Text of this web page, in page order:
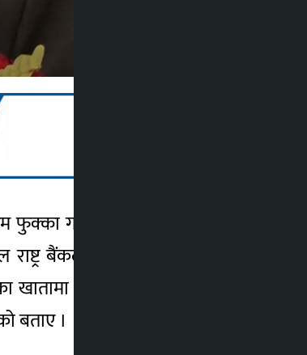
गरिदिन राष्ट्र बैंकको सञ्चालक
बैंकले आयोजना गरेको ’नेसनल
खातामा अमेरिकाबाट आएको करोडौं
बताए ।